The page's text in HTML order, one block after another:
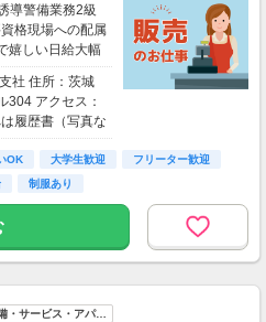
導警備業務2級
格現場への配属
嬉しい日給大幅
付金＞ 交通誘
格をお持ちの
てプレゼント！
円 ※規定あり
から給料をもら
＞ ・資格なし
※規定あり ・経
研修7H ※規定
給付金の支給者
資格を所持さ
任研修はあり/6
社 住所：茨城
アクセス：
履歴書（写真な
OK 大学生歓迎
フリーター歓迎
制服あり
・サービス・アパ…